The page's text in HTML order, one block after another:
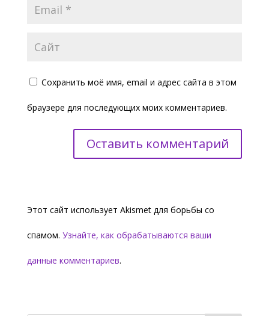
Сохранить моё имя, email и адрес сайта в этом
браузере для последующих моих комментариев.
Этот сайт использует Akismet для борьбы со
спамом. Узнайте, как обрабатываются ваши
данные комментариев.